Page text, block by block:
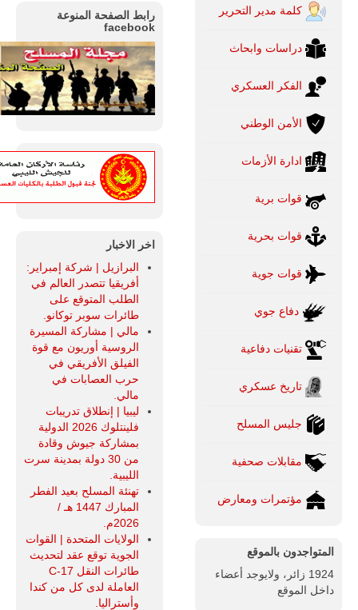
كلمة مدير التحرير
دراسات وابحاث
الفكر العسكري
الأمن الوطني
ادارة الأزمات
قوات برية
قوات بحرية
قوات جوية
دفاع جوي
تقنيات دفاعية
تاريخ عسكري
جليس المسلح
مقابلات صحفية
مؤتمرات ومعارض
المتواجدون بالموقع
1924 زائر، ولايوجد أعضاء
داخل الموقع
رابط الصفحة المنوعة
facebook
اخر الاخبار
البرازيل | شركة إمبراير:
أفريقيا تتصدر العالم في
الطلب المتوقع على
طائرات سوبر توكانو.
مالي | مشاركة المسيرة
الروسية أوريون مع قوة
الفيلق الأفريقي في
حرب العصابات في
مالي.
ليبيا | إنطلاق تدريبات
فلينتلوك 2026 الدولية
بمشاركة جيوش وقادة
من 30 دولة بمدينة سرت
الليبية.
تهنئة المسلح بعيد الفطر
المبارك 1447 هـ /
2026م.
الولايات المتحدة | القوات
الجوية توقع عقد لتحديث
طائرات النقل C-17
العاملة لدى كل من كندا
وأستراليا.